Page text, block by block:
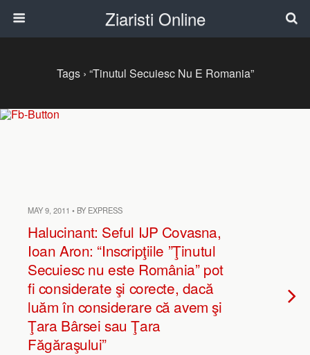
Ziaristi Online
Tags › “Tinutul Secuiesc Nu E Romania”
MAY 9, 2011 • BY EXPRESS
Halucinant: Seful IJP Covasna,
Ioan Aron: “Inscripţiile ”Ţinutul
Secuiesc nu este România” pot
fi considerate şi corecte, dacă
luăm în considerare că avem şi
Ţara Bârsei sau Ţara
Făgăraşului”